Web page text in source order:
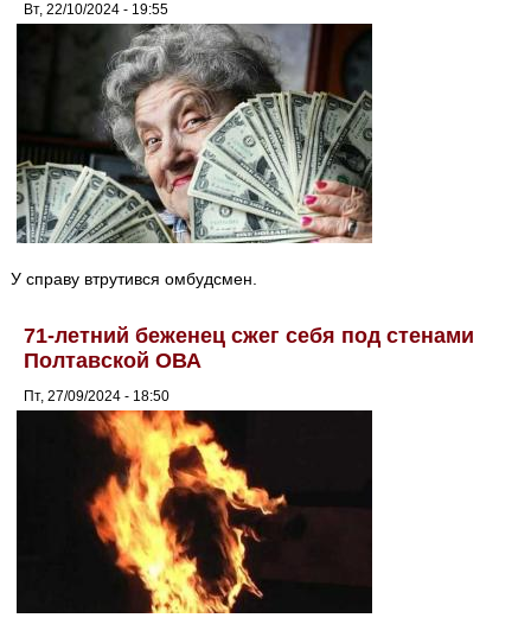
Вт, 22/10/2024 - 19:55
У справу втрутився омбудсмен.
71-летний беженец сжег себя под стенами
Полтавской ОВА
Пт, 27/09/2024 - 18:50